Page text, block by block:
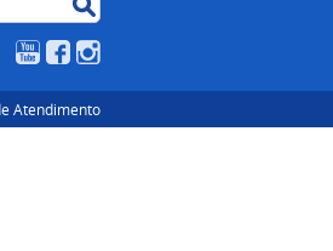
YouTubeFacebook
Atendimento